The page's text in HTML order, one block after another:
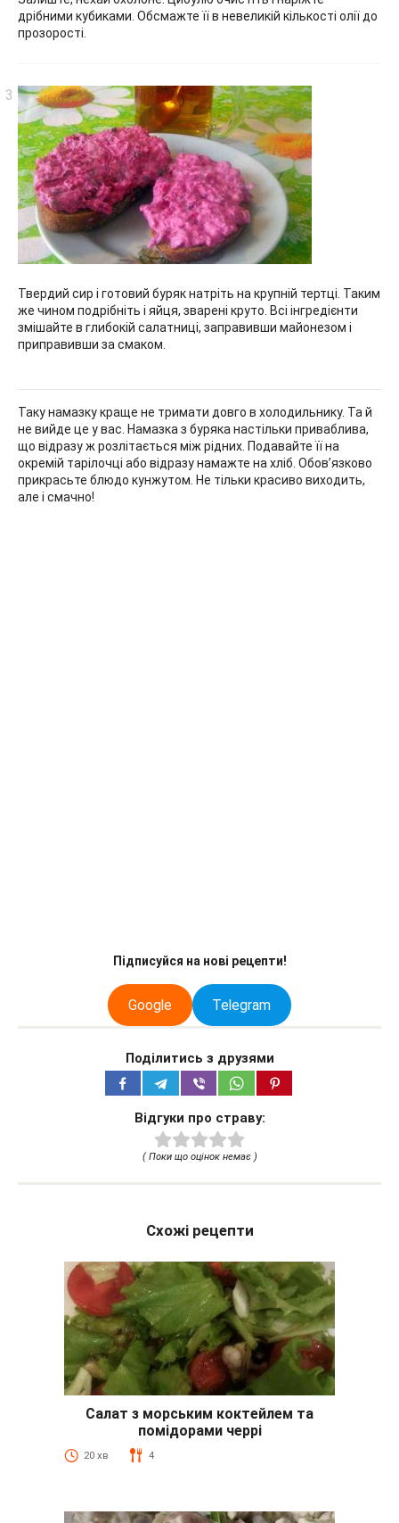
дрібними кубиками. Обсмажте її в невеликій кількості олії до
прозорості.
Твердий сир і готовий буряк натріть на крупній тертці. Таким
же чином подрібніть і яйця, зварені круто. Всі інгредієнти
змішайте в глибокій салатниці, заправивши майонезом і
приправивши за смаком.
Таку намазку краще не тримати довго в холодильнику. Та й
не вийде це у вас. Намазка з буряка настільки приваблива,
що відразу ж розлітається між рідних. Подавайте її на
окремій тарілочці або відразу намажте на хліб. Обов’язково
прикрасьте блюдо кунжутом. Не тільки красиво виходить,
але і смачно!
Підписуйся на нові рецепти!
Google Telegram
Поділитись з друзями
Відгуки про страву:
( Поки що оцінок немає )
Схожі рецепти
Салат з морським коктейлем та
помідорами черрі
20 хв 4